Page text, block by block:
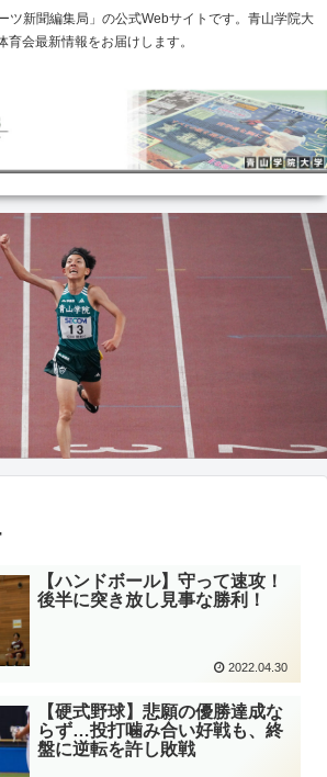
ツ新聞編集局」の公式Webサイトです。青山学院大
育会最新情報をお届けします。
【ハンドボール】守って速攻！
後半に突き放し見事な勝利！
2022.04.30
【硬式野球】悲願の優勝達成な
らず…投打噛み合い好戦も、終
盤に逆転を許し敗戦